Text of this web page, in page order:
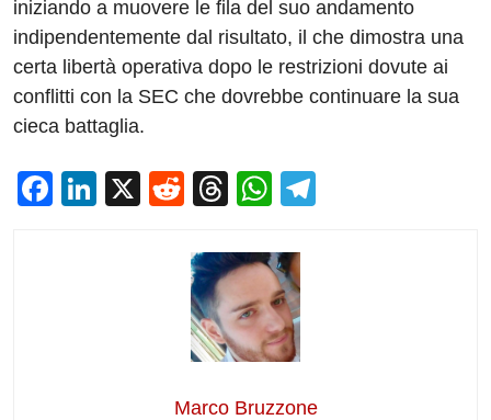
iniziando a muovere le fila del suo andamento
indipendentemente dal risultato, il che dimostra una
certa libertà operativa dopo le restrizioni dovute ai
conflitti con la SEC che dovrebbe continuare la sua
cieca battaglia.
F
Li
X
R
d
di
t
T
e
a
d
s
W
at
s
A
p
p
Marco Bruzzone